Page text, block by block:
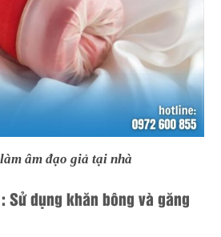
âm đạo giả tại nhà
Sử dụng khăn bông và găng